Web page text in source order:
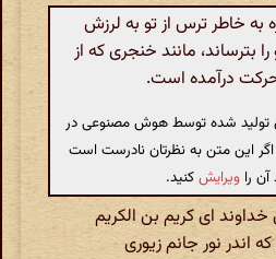
خاطر ترس از تو به لرزش
را بترساند، مانند خنجری که از
درآمده است.
تولید شده توسط هوش مصنوعی در
اگر این متن به نظرتان نادرست است
را ویرایشکنید.
ای کریم بن الکریم
اندر نور جانم زیوری